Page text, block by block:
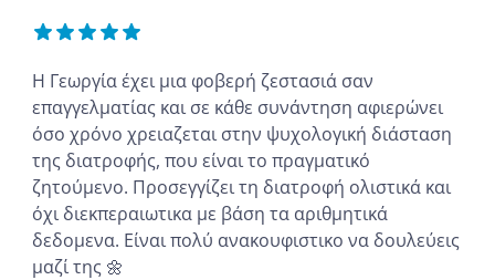
Η Γεωργία έχει μια φοβερή ζεστασιά σαν
επαγγελματίας και σε κάθε συνάντηση αφιερώνει
όσο χρόνο χρειαζεται στην ψυχολογική διάσταση
της διατροφής, που είναι το πραγματικό
ζητούμενο. Προσεγγίζει τη διατροφή ολιστικά και
όχι διεκπεραιωτικα με βάση τα αριθμητικά
δεδομενα. Είναι πολύ ανακουφιστικο να δουλεύεις
μαζί της 🌼